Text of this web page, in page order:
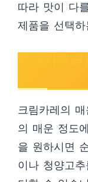
따라 맛이 다
제품을 선택
크림카레의
의 매운 정도
을 원하시면
이나 청양고